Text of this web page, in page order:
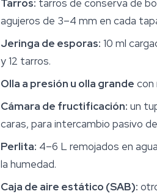
Tarros: tarros de conserva de
agujeros de 3–4 mm en cada
Jeringa de esporas: 10 ml
y 12 tarros.
Olla a presión u olla grande con
Cámara de fructificación: un
caras, para intercambio pasivo
Perlita: 4–6 L remojados en
la humedad.
Caja de aire estático (SAB):